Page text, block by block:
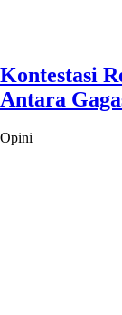
Kontestasi
Antara
Opini